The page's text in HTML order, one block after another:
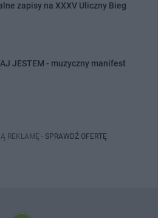
zapisy na XXXV Uliczny Bieg
JESTEM - muzyczny manifest
REKLAMĘ - SPRAWDŹ OFERTĘ